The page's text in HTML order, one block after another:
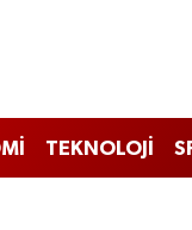
TEKNOLOJİ